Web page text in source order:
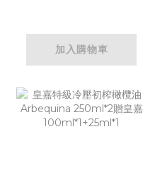
加入購物車